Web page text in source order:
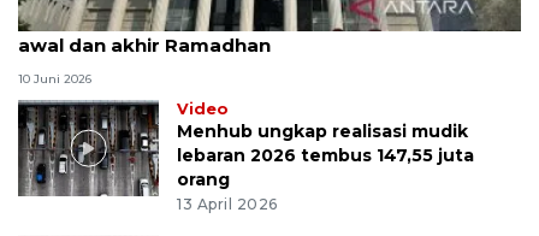
MK uji materi UU Peradilan Agama perihal isbat
awal dan akhir Ramadhan
10 Juni 2026
Video
Menhub ungkap realisasi mudik
lebaran 2026 tembus 147,55 juta
orang
13 April 2026